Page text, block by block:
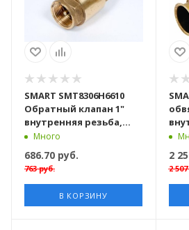
SMART SMT8306Н6610
Обратный клапан 1"
внутренняя резьба,
латунь, 100 штук в
Много
686.70 руб.
763руб.
В КОРЗИНУ
2
2 507